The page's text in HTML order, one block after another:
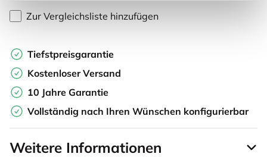
Zur Vergleichsliste hinzufügen
Tiefstpreisgarantie
Kostenloser Versand
10 Jahre Garantie
Vollständig nach Ihren Wünschen konfigurierbar
Weitere Informationen